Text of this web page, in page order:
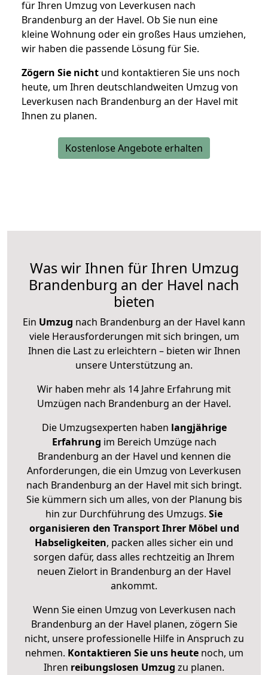
für Ihren Umzug von Leverkusen nach
Brandenburg an der Havel. Ob Sie nun eine
kleine Wohnung oder ein großes Haus umziehen,
wir haben die passende Lösung für Sie.
Zögern Sie nicht und kontaktieren Sie uns noch
heute, um Ihren deutschlandweiten Umzug von
Leverkusen nach Brandenburg an der Havel mit
Ihnen zu planen.
Kostenlose Angebote erhalten
Was wir Ihnen für Ihren Umzug
Brandenburg an der Havel nach
bieten
Ein Umzug nach Brandenburg an der Havel kann
viele Herausforderungen mit sich bringen, um
Ihnen die Last zu erleichtern – bieten wir Ihnen
unsere Unterstützung an.
Wir haben mehr als 14 Jahre Erfahrung mit
Umzügen nach Brandenburg an der Havel.
Die Umzugsexperten haben langjährige
Erfahrung im Bereich Umzüge nach
Brandenburg an der Havel und kennen die
Anforderungen, die ein Umzug von Leverkusen
nach Brandenburg an der Havel mit sich bringt.
Sie kümmern sich um alles, von der Planung bis
hin zur Durchführung des Umzugs. Sie
organisieren den Transport Ihrer Möbel und
Habseligkeiten, packen alles sicher ein und
sorgen dafür, dass alles rechtzeitig an Ihrem
neuen Zielort in Brandenburg an der Havel
ankommt.
Wenn Sie einen Umzug von Leverkusen nach
Brandenburg an der Havel planen, zögern Sie
nicht, unsere professionelle Hilfe in Anspruch zu
nehmen. Kontaktieren Sie uns heutenoch, um
Ihren reibungslosen Umzug zu planen.